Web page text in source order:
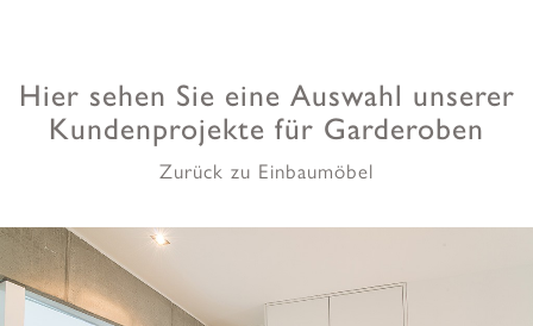
Hier sehen Sie eine Auswahl unserer
Kundenprojekte für Garderoben
Zurück zu Einbaumöbel